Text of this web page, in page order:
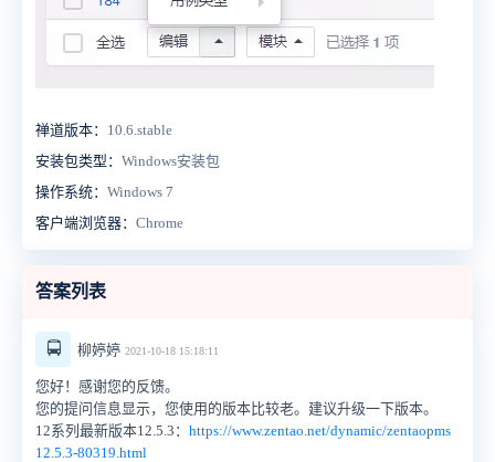
禅道版本： 10.6.stable
安装包类型： Windows安装包
操作系统： Windows 7
客户端浏览器： Chrome
答案列表
🚍 柳婷婷 2021-10-18 15:18:11
您好！感谢您的反馈。
您的提问信息显示，您使用的版本比较老。建议升级一下版本。
12系列最新版本12.5.3： https://www.zentao.net/dynamic/zentaopms
12.5.3-80319.html